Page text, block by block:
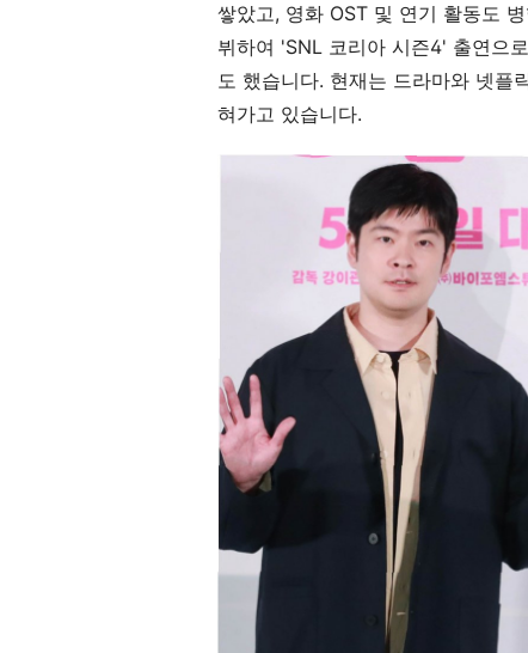
쌓았고, 영화 OST 및 연기 활동도
뷔하여 'SNL 코리아 시즌4' 출연으
도 했습니다. 현재는 드라마와 넷플
혀가고 있습니다.